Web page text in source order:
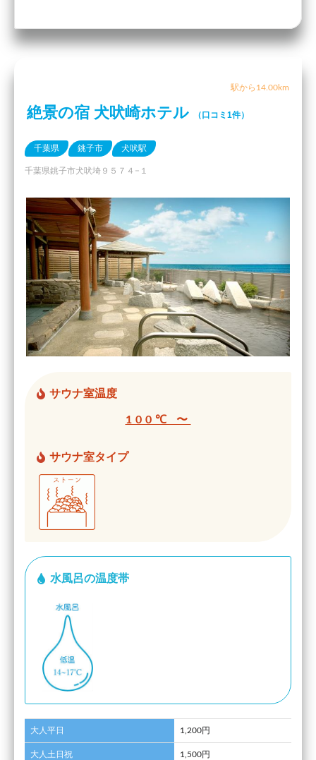
駅から14.00km
絶景の宿 犬吠崎ホテル （口コミ1件）
千葉県 銚子市 犬吠駅
千葉県銚子市犬吠埼９５７４−１
サウナ室温度
100℃ 〜
サウナ室タイプ
水風呂の温度帯
大人平日 1,200円
大人土日祝 1,500円